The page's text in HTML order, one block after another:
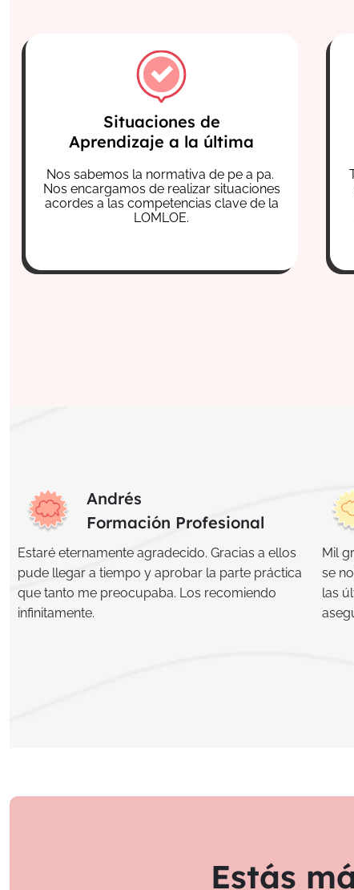
Situaciones de
Aprendizaje a la última
Nos sabemos la normativa de pe a pa.
Nos encargamos de realizar situaciones
acordes a las competencias clave de la
LOMLOE.
Andrés
Formación Profesional
Estaré eternamente agradecido. Gracias a ellos
pude llegar a tiempo y aprobar la parte práctica
que tanto me preocupaba. Los recomiendo
infinitamente.
Mil
se
las
Estás